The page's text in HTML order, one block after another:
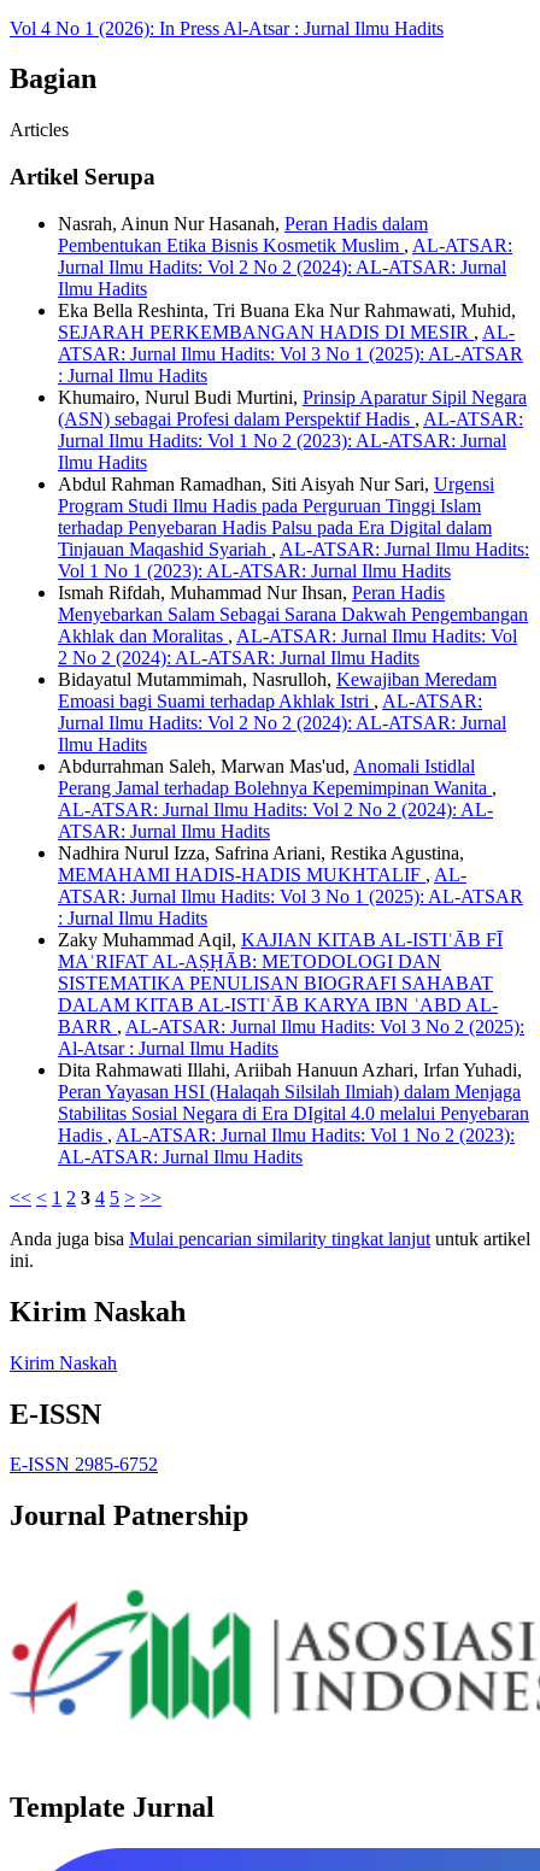
Vol 4 No 1 (2026): In Press Al-Atsar : Jurnal Ilmu Hadits
Bagian
Articles
Artikel Serupa
Nasrah, Ainun Nur Hasanah, Peran Hadis dalam
Pembentukan Etika Bisnis Kosmetik Muslim , AL-ATSAR:
Jurnal Ilmu Hadits: Vol 2 No 2 (2024): AL-ATSAR: Jurnal
Ilmu Hadits
Eka Bella Reshinta, Tri Buana Eka Nur Rahmawati, Muhid,
SEJARAH PERKEMBANGAN HADIS DI MESIR , AL-
ATSAR: Jurnal Ilmu Hadits: Vol 3 No 1 (2025): AL-ATSAR
: Jurnal Ilmu Hadits
Khumairo, Nurul Budi Murtini, Prinsip Aparatur Sipil Negara
(ASN) sebagai Profesi dalam Perspektif Hadis , AL-ATSAR:
Jurnal Ilmu Hadits: Vol 1 No 2 (2023): AL-ATSAR: Jurnal
Ilmu Hadits
Abdul Rahman Ramadhan, Siti Aisyah Nur Sari, Urgensi
Program Studi Ilmu Hadis pada Perguruan Tinggi Islam
terhadap Penyebaran Hadis Palsu pada Era Digital dalam
Tinjauan Maqashid Syariah , AL-ATSAR: Jurnal Ilmu Hadits:
Vol 1 No 1 (2023): AL-ATSAR: Jurnal Ilmu Hadits
Ismah Rifdah, Muhammad Nur Ihsan, Peran Hadis
Menyebarkan Salam Sebagai Sarana Dakwah Pengembangan
Akhlak dan Moralitas , AL-ATSAR: Jurnal Ilmu Hadits: Vol
2 No 2 (2024): AL-ATSAR: Jurnal Ilmu Hadits
Bidayatul Mutammimah, Nasrulloh, Kewajiban Meredam
Emoasi bagi Suami terhadap Akhlak Istri , AL-ATSAR:
Jurnal Ilmu Hadits: Vol 2 No 2 (2024): AL-ATSAR: Jurnal
Ilmu Hadits
Abdurrahman Saleh, Marwan Mas'ud, Anomali Istidlal
Perang Jamal terhadap Bolehnya Kepemimpinan Wanita ,
AL-ATSAR: Jurnal Ilmu Hadits: Vol 2 No 2 (2024): AL-
ATSAR: Jurnal Ilmu Hadits
Nadhira Nurul Izza, Safrina Ariani, Restika Agustina,
MEMAHAMI HADIS-HADIS MUKHTALIF , AL-
ATSAR: Jurnal Ilmu Hadits: Vol 3 No 1 (2025): AL-ATSAR
: Jurnal Ilmu Hadits
Zaky Muhammad Aqil, KAJIAN KITAB AL-ISTIʿĀB FĪ
MAʿRIFAT AL-AṢḤĀB: METODOLOGI DAN
SISTEMATIKA PENULISAN BIOGRAFI SAHABAT
DALAM KITAB AL-ISTIʿĀB KARYA IBN ʿABD AL-
BARR , AL-ATSAR: Jurnal Ilmu Hadits: Vol 3 No 2 (2025):
Al-Atsar : Jurnal Ilmu Hadits
Dita Rahmawati Illahi, Ariibah Hanuun Azhari, Irfan Yuhadi,
Peran Yayasan HSI (Halaqah Silsilah Ilmiah) dalam Menjaga
Stabilitas Sosial Negara di Era DIgital 4.0 melalui Penyebaran
Hadis , AL-ATSAR: Jurnal Ilmu Hadits: Vol 1 No 2 (2023):
AL-ATSAR: Jurnal Ilmu Hadits
<< < 1 2 3 4 5 > >>
Anda juga bisa Mulai pencarian similarity tingkat lanjut untuk artikel
ini.
Kirim Naskah
Kirim Naskah
E-ISSN
E-ISSN 2985-6752
Journal Patnership
Template Jurnal